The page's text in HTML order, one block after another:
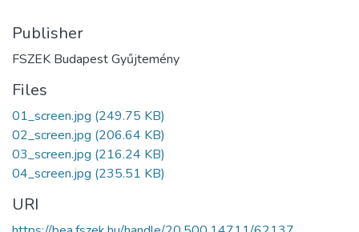
Publisher
FSZEK Budapest Gyűjtemény
Files
01_screen.jpg (249.75 KB)
02_screen.jpg (206.64 KB)
03_screen.jpg (216.24 KB)
04_screen.jpg (235.51 KB)
URI